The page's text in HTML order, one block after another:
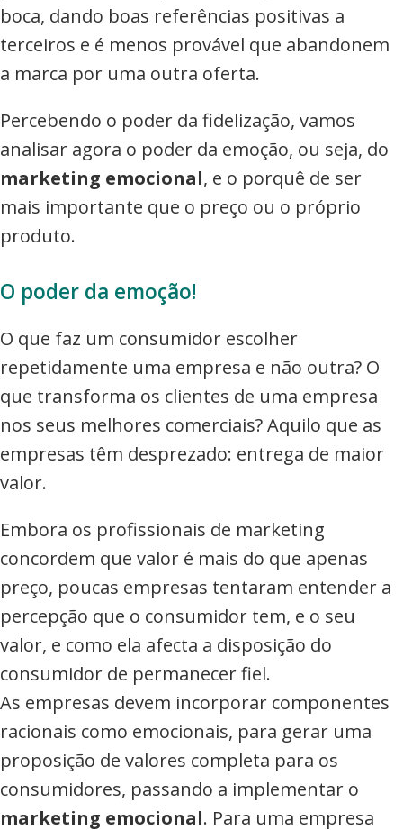
boca, dando boas referências positivas a
terceiros e é menos provável que abandonem
a marca por uma outra oferta.
Percebendo o poder da fidelização, vamos
analisar agora o poder da emoção, ou seja, do
marketing emocional, e o porquê de ser
mais importante que o preço ou o próprio
produto.
O poder da emoção!
O que faz um consumidor escolher
repetidamente uma empresa e não outra? O
que transforma os clientes de uma empresa
nos seus melhores comerciais? Aquilo que as
empresas têm desprezado: entrega de maior
valor.
Embora os profissionais de marketing
concordem que valor é mais do que apenas
preço, poucas empresas tentaram entender a
percepção que o consumidor tem, e o seu
valor, e como ela afecta a disposição do
consumidor de permanecer fiel.
As empresas devem incorporar componentes
racionais como emocionais, para gerar uma
proposição de valores completa para os
consumidores, passando a implementar o
marketing emocional. Para uma empresa